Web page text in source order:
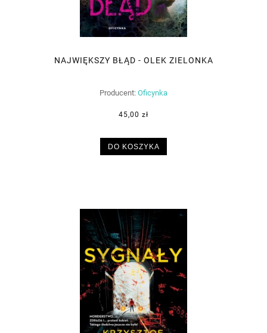
NAJWIĘKSZY BŁĄD - OLEK ZIELONKA
Producent: Oficynka
45,00 zł
DO KOSZYKA